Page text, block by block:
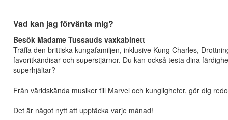
Vad kan jag förvänta mig?
Besök Madame Tussauds vaxkabinett
Träffa den brittiska kungafamiljen, inklusive Kung Charles,
favoritkändisar och superstjärnor. Du kan också testa dina
superhjältar?
Från världskända musiker till Marvel och kungligheter, gör dig
Det är något nytt att upptäcka varje månad!